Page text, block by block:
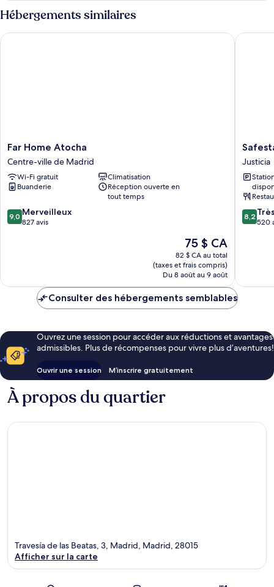
Hébergements similaires
Far
Home
Atocha
Centre-
ville
Madrid
Far Home Atocha
Centre-ville de Madrid
Wi-Fi gratuit
Climatisation
Buanderie
Réception ouverte en
tout temps
9.0
sur
9,0 Merveilleux
827 avis
Le
prix
est
de
75 $ CA
75 $ CA
82 $ CA au total
(taxes et frais compris)
Du 8 août au 9 août
Far Home Atocha
Safestay
Madrid
Central
Justicia
Justicia
8.2
sur
8,2
520
Consulter des hébergements semblables
Ouvrez une session pour accéder aux réductions et avantages
admissibles. Plus de récompenses pour vivre plus d’aventures!
Ouvrir une session M’inscrire gratuitement
À propos du quartier
Travesía de las Beatas, 3, Madrid, Madrid, 28015
Afficher sur la carte